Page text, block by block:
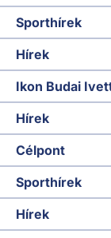
Sporthírek
Hírek
Ikon Budai
Hírek
Célpont
Sporthírek
Hírek